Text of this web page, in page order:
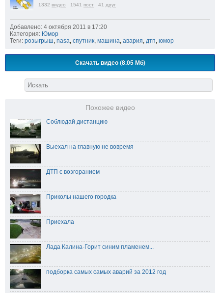
1332 видео 1541 пост 41 друг
Добавлено: 4 октября 2011 в 17:20
Категория: Юмор
Теги: розыгрыш, nasa, спутник, машина, авария, дтп, юмор
Скачать видео (8.05 Мб)
Похожее видео
Соблюдай дистанцию
Выехал на главную не вовремя
ДТП с возгоранием
Приколы нашего городка
Приехала
Лада Калина-Горит синим пламенем...
подборка самых самых аварий за 2012 год